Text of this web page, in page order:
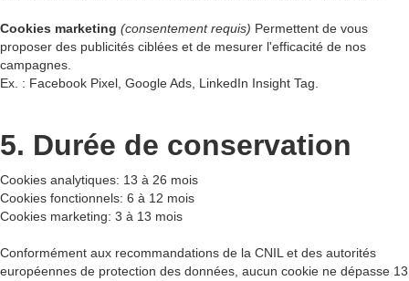
Cookies marketing (consentement requis) Permettent de vous
proposer des publicités ciblées et de mesurer l'efficacité de nos
campagnes.
Ex. : Facebook Pixel, Google Ads, LinkedIn Insight Tag.
5. Durée de conservation
Cookies analytiques: 13 à 26 mois
Cookies fonctionnels: 6 à 12 mois
Cookies marketing: 3 à 13 mois
Conformément aux recommandations de la CNIL et des autorités
européennes de protection des données, aucun cookie ne dépasse 13